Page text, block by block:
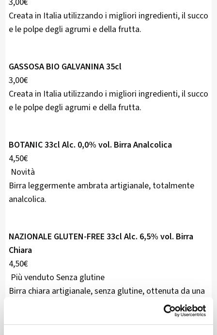
Creata in Italia utilizzando i migliori ingredienti, il succo
e le polpe degli agrumi e della frutta.
GASSOSA BIO GALVANINA 35cl
3,00€
Creata in Italia utilizzando i migliori ingredienti, il succo
e le polpe degli agrumi e della frutta.
BOTANIC 33cl Alc. 0,0% vol. Birra Analcolica
4,50€
Novità
Birra leggermente ambrata artigianale, totalmente
analcolica.
NAZIONALE GLUTEN-FREE 33cl Alc. 6,5% vol. Birra
Chiara
4,50€
Più venduto Senza glutine
Birra chiara artigianale, senza glutine, ottenuta da una